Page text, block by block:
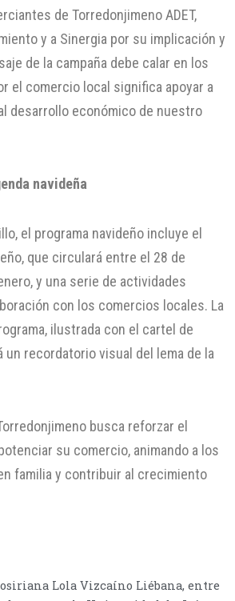
de Torredonjimeno ADET,
y a Sinergia por su implicación y
de la campaña debe calar en los
el comercio local significa apoyar a
desarrollo económico de nuestro
navideña
el programa navideño incluye el
que circulará entre el 28 de
y una serie de actividades
con los comercios locales. La
ilustrada con el cartel de
un recordatorio visual del lema de la
busca reforzar el
su comercio, animando a los
familia y contribuir al crecimiento
Lola Vizcaíno Liébana, entre